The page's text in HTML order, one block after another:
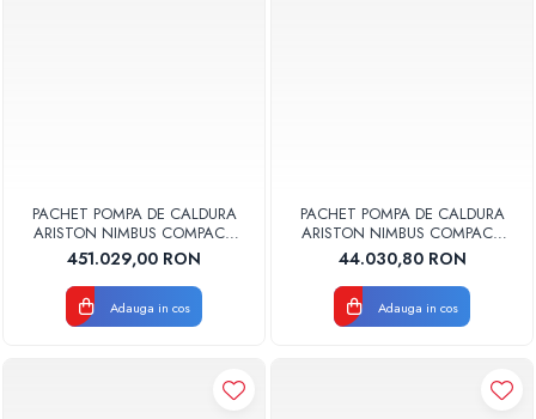
PACHET POMPA DE CALDURA
ARISTON NIMBUS COMPACT
120 M-T NET TRIFAZAT
3301864
451.029,00 RON
Adauga in cos
PACHET POMPA DE CALDURA
ARISTON NIMBUS COMPACT
120 M NET MONOFAZAT
3301862
44.030,80 RON
Adauga in cos